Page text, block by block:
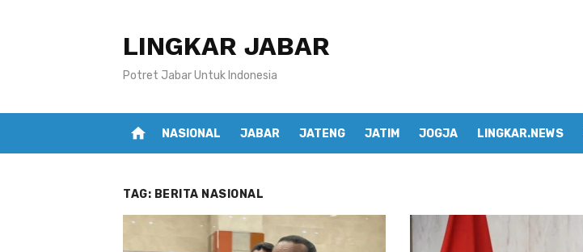
LINGKAR JABAR
Potret Jabar Untuk Indonesia
home NASIONAL JABAR JATENG JATIM JOGJA LINGKAR.NEWS
TAG: BERITA NASIONAL